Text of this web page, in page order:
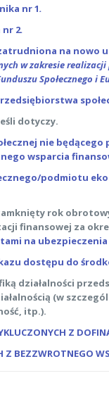
nr 1.
nr 2.
na nowo
w zakresie realizacji
Społecznego i
dotyczy.
nie
wsparcia
podmiotu
rok
finansowej za
na
dostępu do
działalności
(w
itp.).
Z
BEZZWROTNEGO